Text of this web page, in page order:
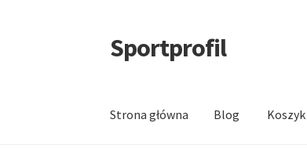
Przejdź
do
Przejdź
do
Sportprofil
Strona główna Blog Koszyk